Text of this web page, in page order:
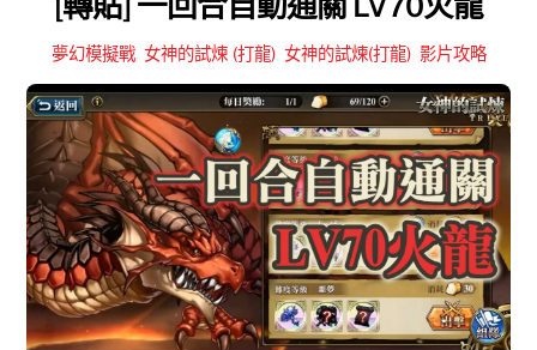
夢幻模擬戰, 女神的試煉 (打龍), 女神的試煉(打龍), 影片攻略